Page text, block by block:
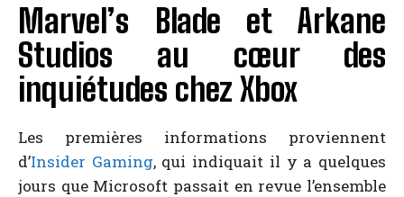
Marvel’s Blade et Arkane
Studios au cœur des
inquiétudes chez Xbox
Les premières informations proviennent
d’Insider Gaming, qui indiquait il y a quelques
jours que Microsoft passait en revue l’ensemble